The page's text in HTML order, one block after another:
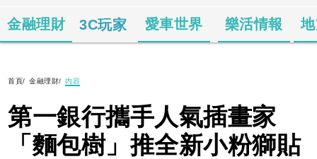
金融理財 3C玩家 愛車世界 樂活情報
首頁/ 金融理財/ 內容
第一銀行攜手人氣插畫家
「麵包樹」推全新小粉獅貼